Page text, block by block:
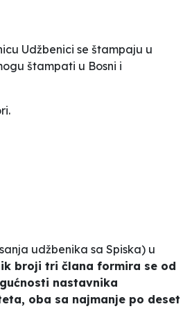
Udžbenici se štampaju u
štampati u Bosni i
udžbenika sa Spiska) u
broji tri člana formira se od
nastavnika
oba sa najmanje po deset